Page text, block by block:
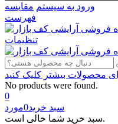
ورود به سیستم مقایسه
فهرست
تنظیمات
No products were found.
0
سبد خرید0مورد
سبد خرید شما خالی است.